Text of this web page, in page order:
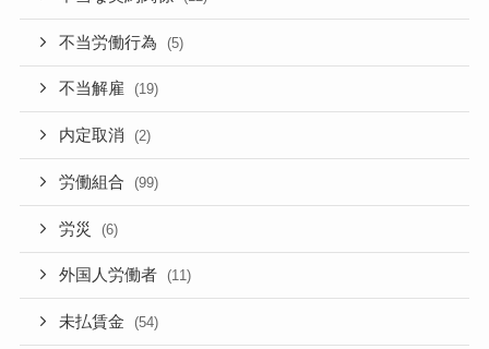
不当労働行為 (5)
不当解雇 (19)
内定取消 (2)
労働組合 (99)
労災 (6)
外国人労働者 (11)
未払賃金 (54)